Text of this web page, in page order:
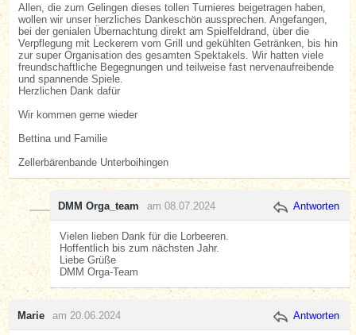
Allen, die zum Gelingen dieses tollen Turnieres beigetragen haben,
wollen wir unser herzliches Dankeschön aussprechen. Angefangen,
bei der genialen Übernachtung direkt am Spielfeldrand, über die
Verpflegung mit Leckerem vom Grill und gekühlten Getränken, bis hin
zur super Organisation des gesamten Spektakels. Wir hatten viele
freundschaftliche Begegnungen und teilweise fast nervenaufreibende
und spannende Spiele.
Herzlichen Dank dafür
Wir kommen gerne wieder
Bettina und Familie
Zellerbärenbande Unterboihingen
DMM Orga_team am 08.07.2024 Antworten
Vielen lieben Dank für die Lorbeeren.
Hoffentlich bis zum nächsten Jahr.
Liebe Grüße
DMM Orga-Team
Marie am 20.06.2024 Antworten